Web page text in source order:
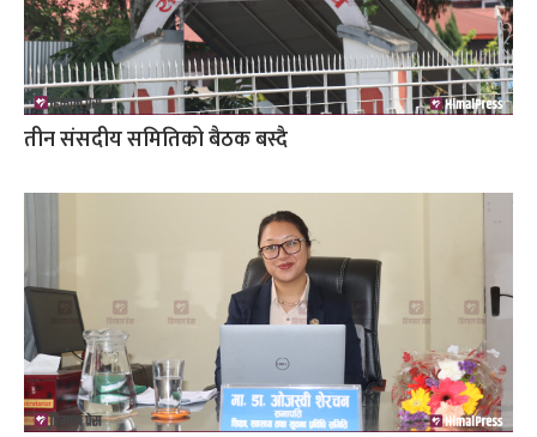
तीन संसदीय समितिको बैठक बस्दै